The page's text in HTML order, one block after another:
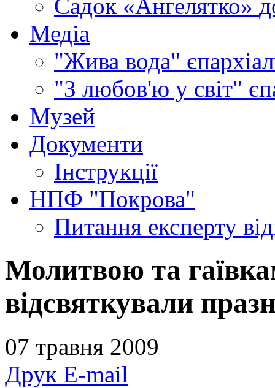
Садок «Ангелятко»
Медіа
"Жива вода"
"З любов'ю у світ"
Музей
Документи
Інструкції
НПФ "Покрова"
Питання експерту
Молитвою та
відсвяткували
07 травня 2009
Друк E-mail